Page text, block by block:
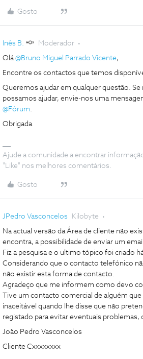
Gosto
Inês B. Moderador
Olá@Bruno Miguel Parrado Vicente,
Encontre os contactos que temos
Queremos ajudar em qualquer questão.
possamos ajudar, envie-nos uma
@Fórum.
Obrigada
Ajude a comunidade a encontrar
"Like" nos melhores comentários.
Gosto
JPedro Vasconcelos Kilobyte
Na actual versão da Área de cliente não
encontra, a possibilidade de enviar um
Fiz a pesquisa e o ultimo tópico foi criado
Considerando que o contacto telefónico
não existir esta forma de contacto.
Agradeço que me informem como devo
Tive um contacto comercial de alguém
inaceitável quando lhe disse que não
registado para evitar eventuais problemas,
João Pedro Vasconcelos
Cliente Cxxxxxxxx